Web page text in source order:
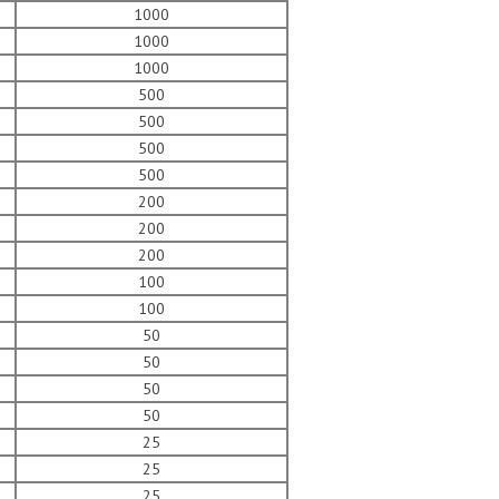
1000
1000
1000
500
500
500
500
200
200
200
100
100
50
50
50
50
25
25